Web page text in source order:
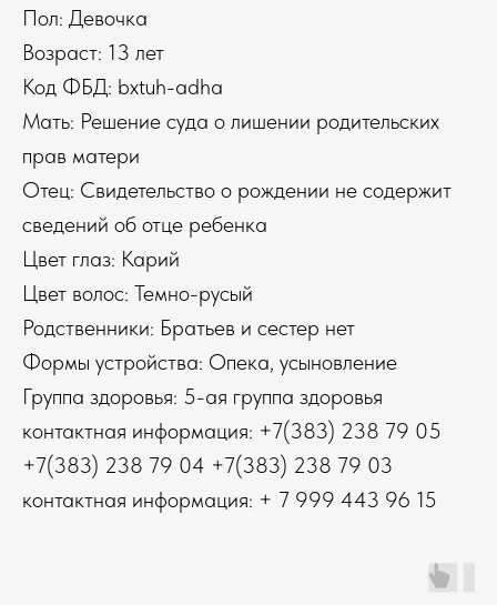
Пол: Девочка
Возраст: 13 лет
Код ФБД: bxtuh-adha
Мать: Решение суда о лишении родительских
прав матери
Отец: Свидетельство о рождении не содержит
сведений об отце ребенка
Цвет глаз: Карий
Цвет волос: Темно-русый
Родственники: Братьев и сестер нет
Формы устройства: Опека, усыновление
Группа здоровья: 5-ая группа здоровья
контактная информация: +7(383) 238 79 05
+7(383) 238 79 04 +7(383) 238 79 03
контактная информация: + 7 999 443 96 15